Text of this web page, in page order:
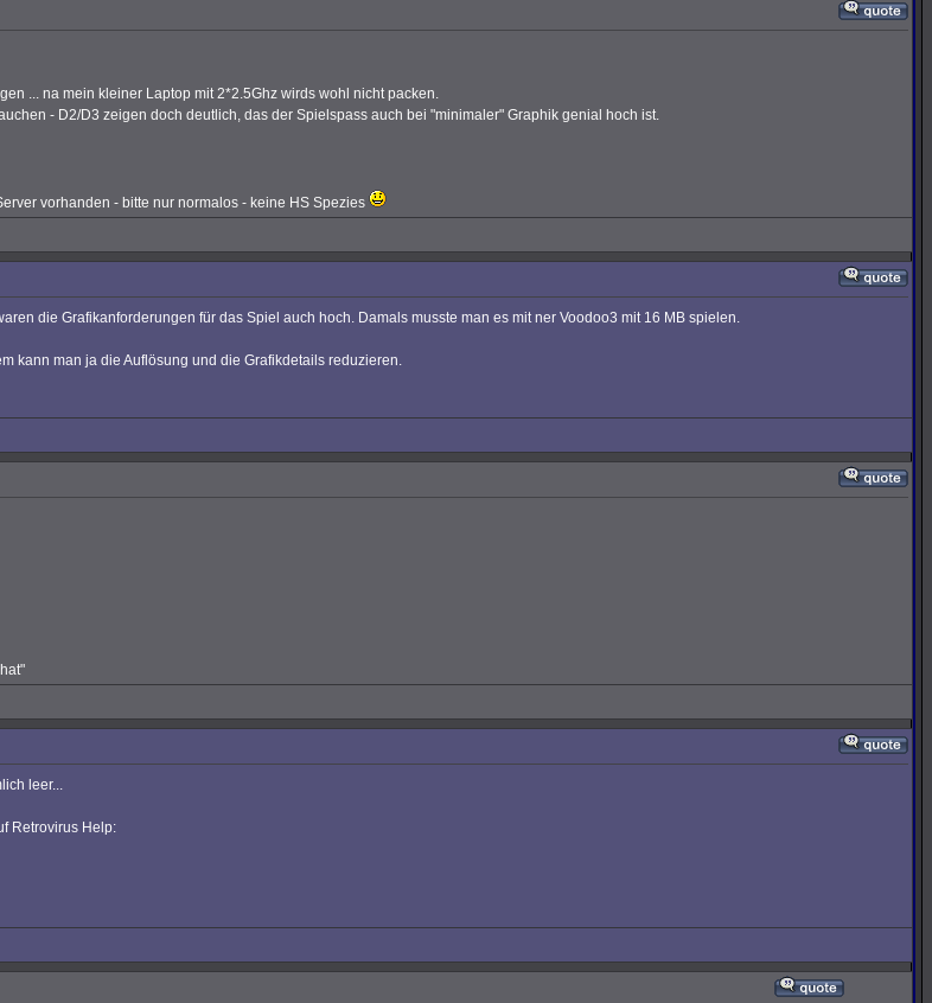
... na mein kleiner Laptop mit 2*2.5Ghz wirds wohl nicht packen.
- D2/D3 zeigen doch deutlich, das der Spielspass auch bei "minimaler" Graphik genial hoch ist.
vorhanden - bitte nur normalos - keine HS Spezies
die Grafikanforderungen für das Spiel auch hoch. Damals musste man es mit ner Voodoo3 mit 16 MB spielen.
kann man ja die Auflösung und die Grafikdetails reduzieren.
leer...
Retrovirus Help: